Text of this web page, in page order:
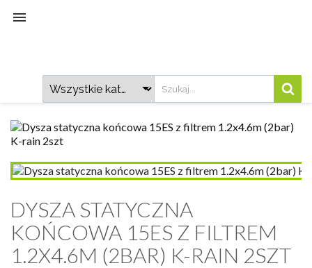

DYSZA STATYCZNA
KOŃCOWA 15ES Z FILTREM
1.2X4.6M (2BAR) K-RAIN 2SZT